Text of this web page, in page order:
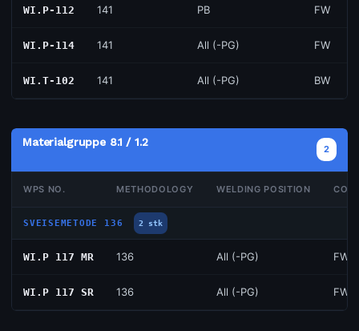
WI.P-112 141 PB FW
WI.P-114 141 All (-PG) FW
WI.T-102 141 All (-PG) BW
Materialgruppe 8.1 / 1.2
2
WPS NO. METHODOLOGY WELDING POSITION
SVEISEMETODE 136 2 stk
WI.P 117 MR 136 All (-PG) FW
WI.P 117 SR 136 All (-PG) FW